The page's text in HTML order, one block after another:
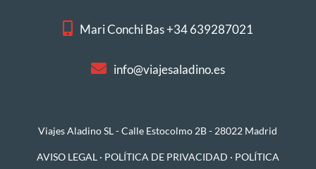
Mari Conchi Bas +34 639287021
info@viajesaladino.es
Viajes Aladino SL - Calle Estocolmo 2B - 28022 Madrid
AVISO LEGAL · POLÍTICA DE PRIVACIDAD · POLÍTICA